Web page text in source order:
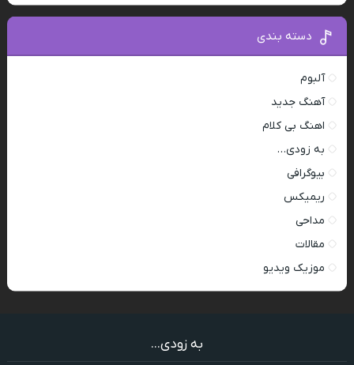
دسته بندی
آلبوم
آهنگ جدید
اهنگ بی کلام
به زودی…
بیوگرافی
ریمیکس
مداحی
مقالات
موزیک ویدیو
به زودی...